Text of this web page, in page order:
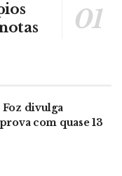
divulga
com quase 13